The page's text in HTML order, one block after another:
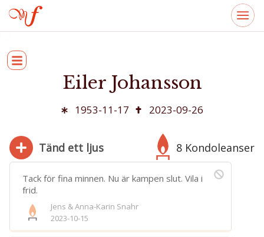
Eiler Johansson
1953-11-17 2023-09-26
Tänd ett ljus 8 Kondoleanser
Tack för fina minnen. Nu är kampen slut. Vila i
frid.
Jens & Anna-Karin Snahr
2023-10-15